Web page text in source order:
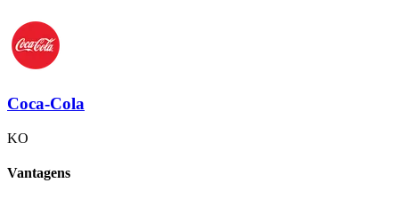
Coca-Cola
KO
Vantagens